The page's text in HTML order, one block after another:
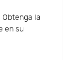
la
en su